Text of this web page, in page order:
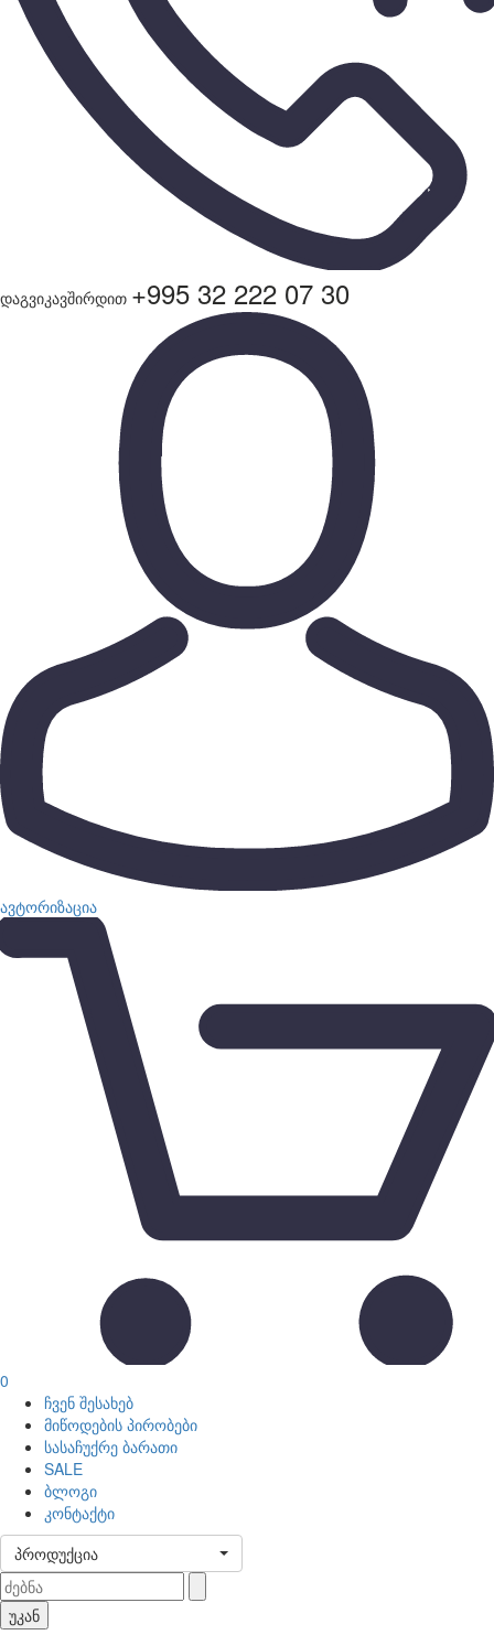
დაგვიკავშირდით +995 32 222 07 30
ავტორიზაცია
0
ჩვენ შესახებ
მიწოდების პირობები
სასაჩუქრე ბარათი
SALE
ბლოგი
კონტაქტი
პროდუქცია
უკან